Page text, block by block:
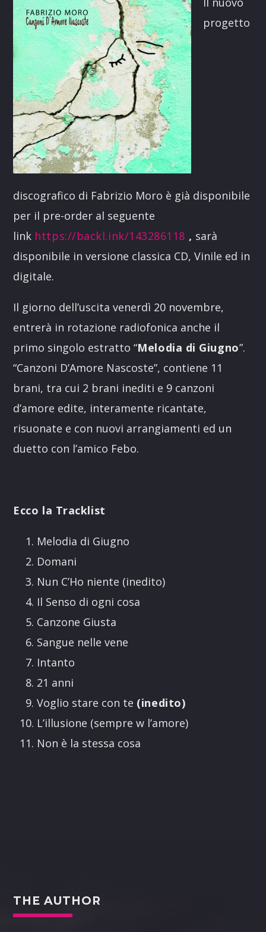
progetto
discografico di Fabrizio Moro è già disponibile
per il pre-order al seguente
link https://backl.ink/143286118 , sarà
disponibile in versione classica CD, Vinile ed in
digitale.
Il giorno dell’uscita venerdì 20 novembre,
entrerà in rotazione radiofonica anche il
primo singolo estratto “Melodia di Giugno”.
“Canzoni D’Amore Nascoste”, contiene 11
brani, tra cui 2 brani inediti e 9 canzoni
d’amore edite, interamente ricantate,
risuonate e con nuovi arrangiamenti ed un
duetto con l’amico Febo.
Ecco la Tracklist
Melodia di Giugno
Domani
Nun C’Ho niente (inedito)
Il Senso di ogni cosa
Canzone Giusta
Sangue nelle vene
Intanto
21 anni
Voglio stare con te (inedito)
L’illusione (sempre w l’amore)
Non è la stessa cosa
THE AUTHOR